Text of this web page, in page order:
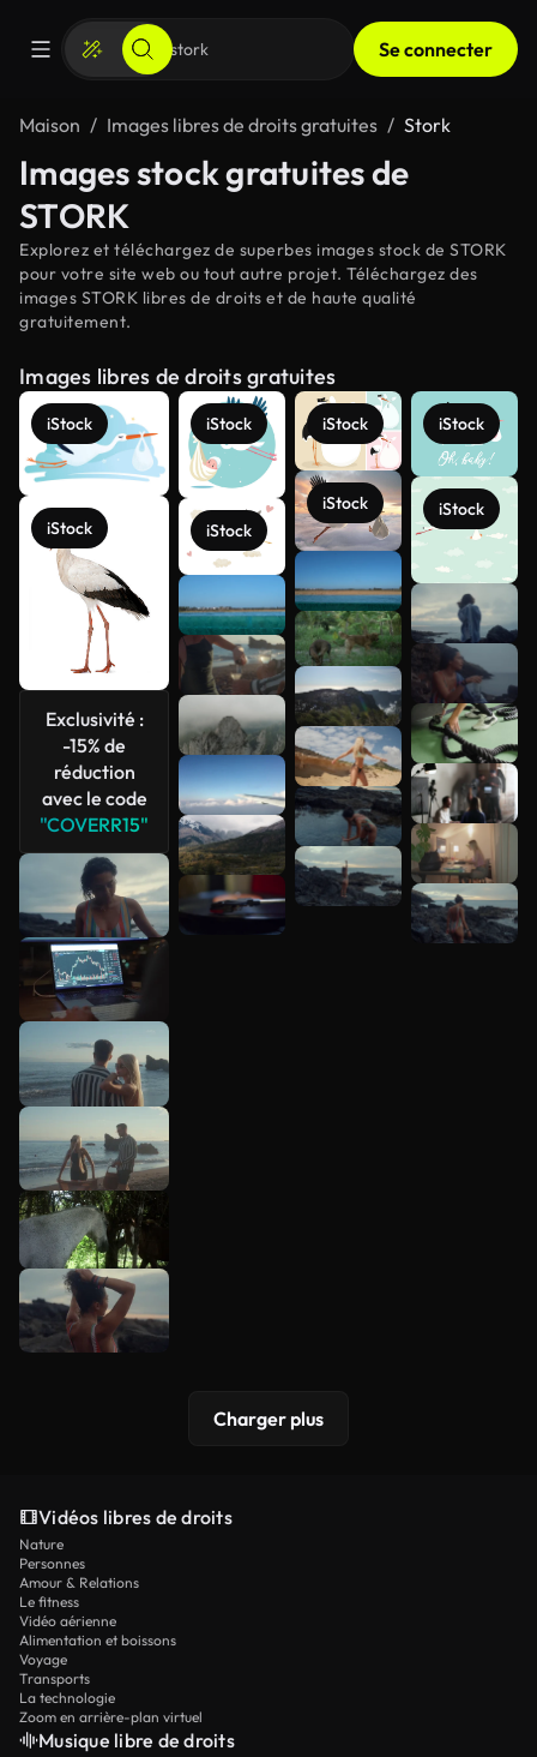
Se connecter
Maison Images libres de droits gratuites Stork
Images stock gratuites de
STORK
Explorez et téléchargez de superbes images stock de STORK
pour votre site web ou tout autre projet. Téléchargez des
images STORK libres de droits et de haute qualité
gratuitement.
Images libres de droits gratuites
iStock
iStock
Exclusivité :
-15% de
réduction
avec le code
"COVERR15"
iStock
iStock
iStock
iStock
iStock
iStock
Voir plus
Charger plus
Vidéos libres de droits
Nature
Personnes
Amour & Relations
Le fitness
Vidéo aérienne
Alimentation et boissons
Voyage
Transports
La technologie
Zoom en arrière-plan virtuel
Musique libre de droits